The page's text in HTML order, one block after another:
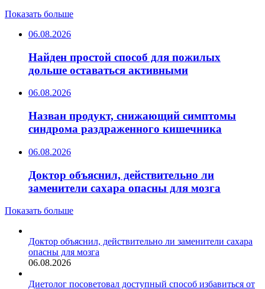
Показать больше
06.08.2026
Найден простой способ для пожилых
дольше оставаться активными
06.08.2026
Назван продукт, снижающий симптомы
синдрома раздраженного кишечника
06.08.2026
Доктор объяснил, действительно ли
заменители сахара опасны для мозга
Показать больше
Доктор объяснил, действительно ли заменители сахара
опасны для мозга
06.08.2026
Диетолог посоветовал доступный способ избавиться от